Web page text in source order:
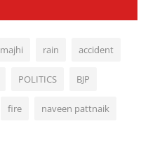
rain accident
POLITICS BJP
fire naveen pattnaik